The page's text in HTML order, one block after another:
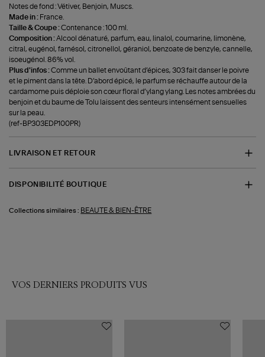
Notes de fond : Vétiver, Benjoin, Muscs.
Made in : France.
Taille & Coupe :Contenance : 100 ml.
Composition :Alcool dénaturé, parfum, eau, linalol, coumarine, limonène,
citral, eugénol, farnésol, citronellol, géraniol, benzoate de benzyle, cannelle,
isoeugénol. 86% vol.
Plus d'infos :Comme un ballet envoûtant d’épices, 303 fait danser le poivre
et le piment dans la tête. D’abord épicé, le parfum se réchauffe autour de la
cardamome puis déploie son cœur floral d’ylang ylang. Les notes ambrées du
benjoin et du baume de Tolu laissent des senteurs intensément sensuelles
sur la peau.
(ref-BP303EDP100PR)
LIVRAISON ET RETOUR
DISPONIBILITÉ BOUTIQUE
Collections similaires : BEAUTE & BIEN-ÊTRE
VOS DERNIERS PRODUITS VUS